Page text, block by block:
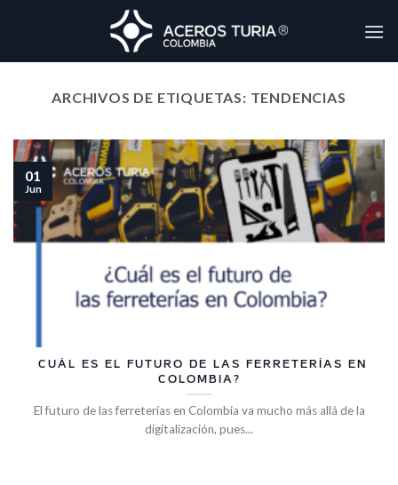
ARCHIVOS DE ETIQUETAS: TENDENCIAS
¿CUÁL ES EL FUTURO DE LAS FERRETERÍAS EN
COLOMBIA?
El futuro de las ferreterías en Colombia va mucho más allá de la
digitalización, pues...
01
Jun